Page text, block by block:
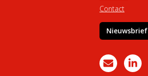
Contact
Nieuwsbrief